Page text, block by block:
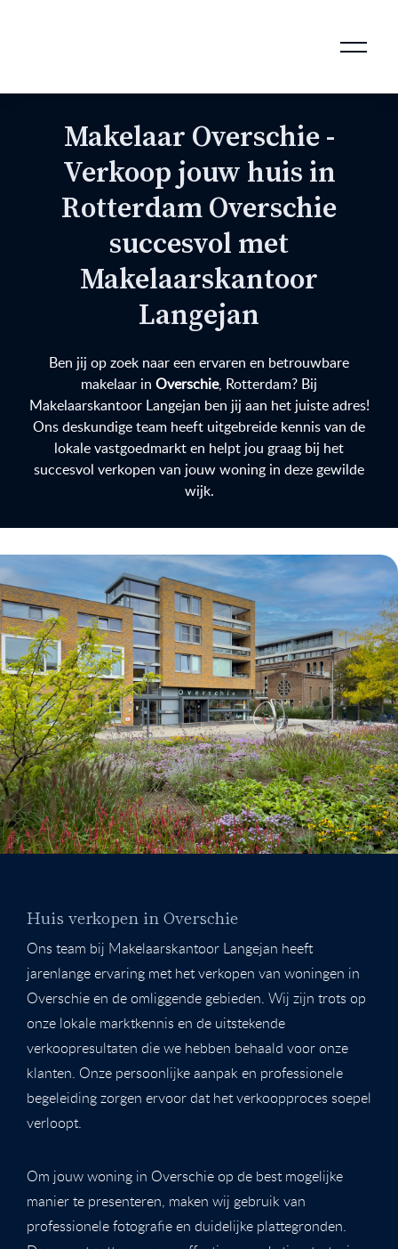
Makelaar Overschie -
Verkoop jouw huis in
Rotterdam Overschie
succesvol met
Makelaarskantoor
Langejan
Ben jij op zoek naar een ervaren en betrouwbare
makelaar in Overschie, Rotterdam? Bij
Makelaarskantoor Langejan ben jij aan het juiste adres!
Ons deskundige team heeft uitgebreide kennis van de
lokale vastgoedmarkt en helpt jou graag bij het
succesvol verkopen van jouw woning in deze gewilde
wijk.
Huis verkopen in Overschie
Ons team bij Makelaarskantoor Langejan heeft
jarenlange ervaring met het verkopen van woningen in
Overschie en de omliggende gebieden. Wij zijn trots op
onze lokale marktkennis en de uitstekende
verkoopresultaten die we hebben behaald voor onze
klanten. Onze persoonlijke aanpak en professionele
begeleiding zorgen ervoor dat het verkoopproces soepel
verloopt.
Om jouw woning in Overschie op de best mogelijke
manier te presenteren, maken wij gebruik van
professionele fotografie en duidelijke plattegronden.